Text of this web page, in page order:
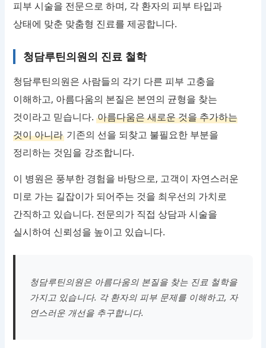
피부 시술을 전문으로 하며, 각 환자의 피부 타입과
상태에 맞춘 맞춤형 진료를 제공합니다.
청담루틴의원의 진료 철학
청담루틴의원은 사람들의 각기 다른 피부 고충을
이해하고, 아름다움의 본질은 본연의 균형을 찾는
것이라고 믿습니다.아름다움은 새로운 것을 추가하는
것이 아니라 기존의 선을 되찾고 불필요한 부분을
정리하는 것임을 강조합니다.
이 병원은 풍부한 경험을 바탕으로, 고객이 자연스러운
미로 가는 길잡이가 되어주는 것을 최우선의 가치로
간직하고 있습니다. 전문의가 직접 상담과 시술을
실시하여 신뢰성을 높이고 있습니다.
청담루틴의원은 아름다움의 본질을 찾는 진료 철학을
가지고 있습니다. 각 환자의 피부 문제를 이해하고, 자
연스러운 개선을 추구합니다.